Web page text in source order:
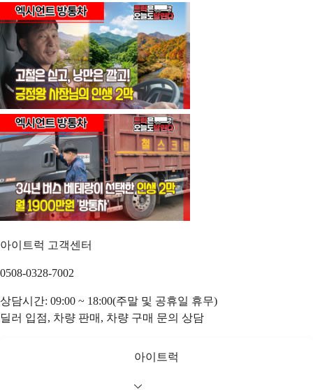
아이트럭 고객센터
0508-0328-7002
상담시간: 09:00 ~ 18:00(주말 및 공휴일 휴무)
딜러 입점, 차량 판매, 차량 구매 문의 상담
아이트럭